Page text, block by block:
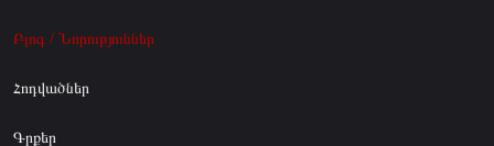
Բլոգ / Նորություններ
Հոդվածներ
Գրքեր